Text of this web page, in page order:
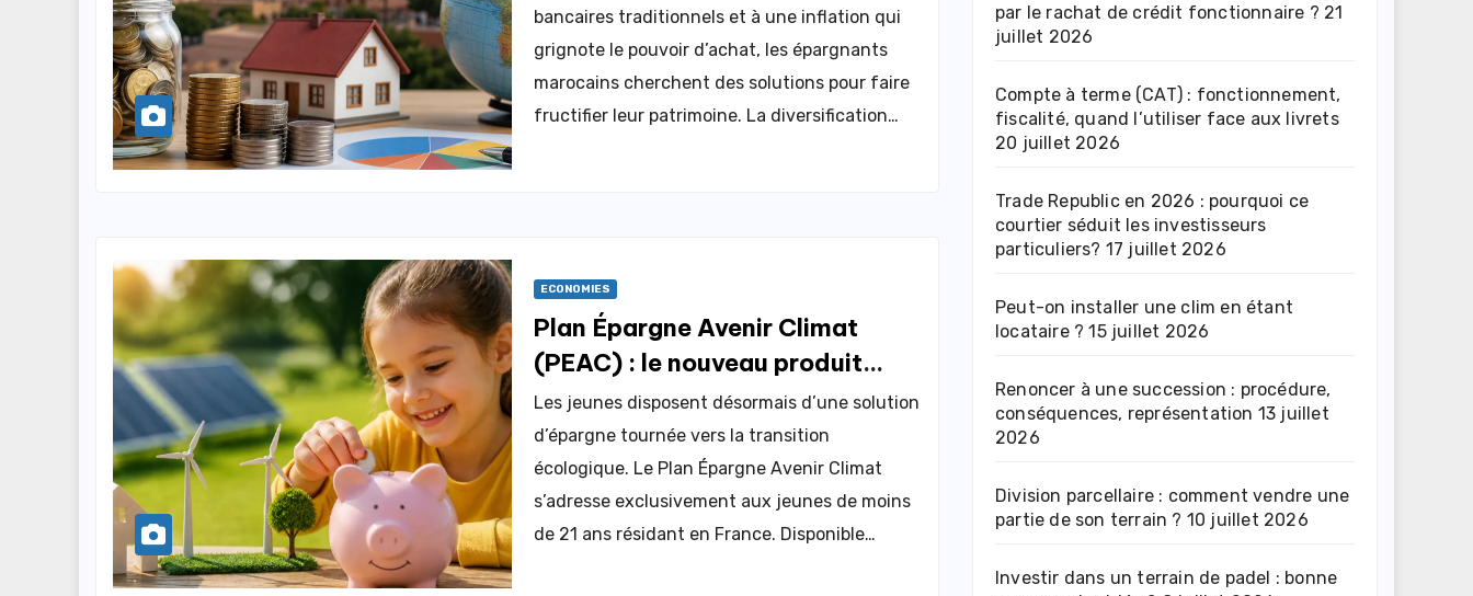
bancaires traditionnels et à une inflation qui
grignote le pouvoir d’achat, les épargnants
marocains cherchent des solutions pour faire
fructifier leur patrimoine. La diversification…
ECONOMIES
Plan Épargne Avenir Climat
(PEAC) : le nouveau produit
pour les mineurs
Les jeunes disposent désormais d’une solution
d’épargne tournée vers la transition
écologique. Le Plan Épargne Avenir Climat
s’adresse exclusivement aux jeunes de moins
de 21 ans résidant en France. Disponible…
par le rachat de crédit fonctionnaire ? 21
juillet 2026
Compte à terme (CAT) : fonctionnement,
fiscalité, quand l’utiliser face aux livrets
20 juillet 2026
Trade Republic en 2026 : pourquoi ce
courtier séduit les investisseurs
particuliers? 17 juillet 2026
Peut-on installer une clim en étant
locataire ? 15 juillet 2026
Renoncer à une succession : procédure,
conséquences, représentation 13 juillet
2026
Division parcellaire : comment vendre une
partie de son terrain ? 10 juillet 2026
Investir dans un terrain de padel : bonne